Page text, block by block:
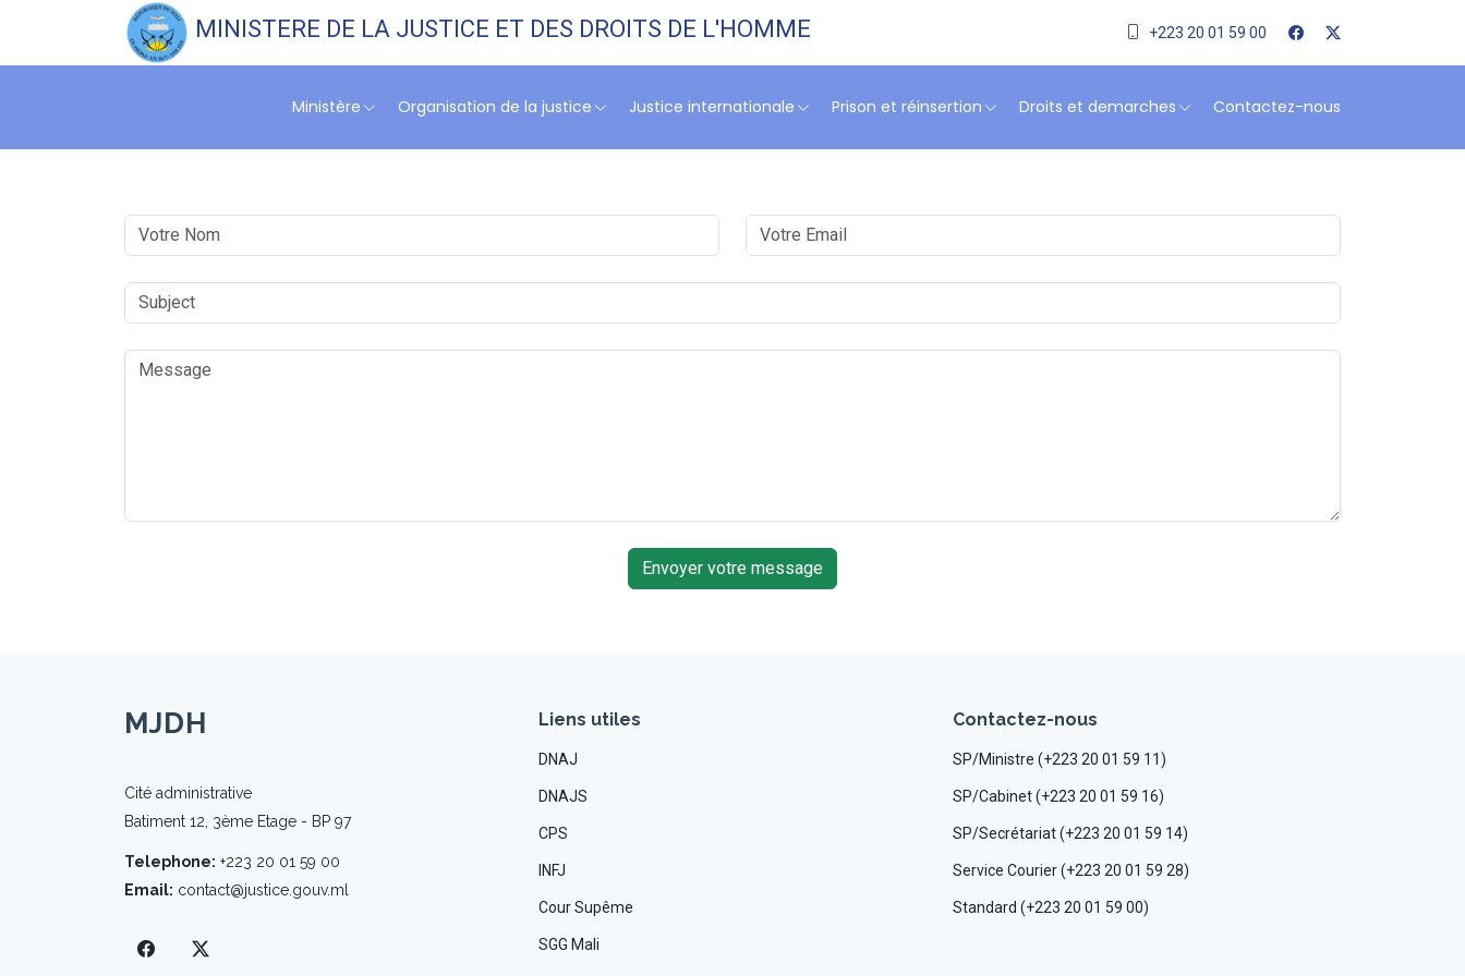
MINISTERE DE LA JUSTICE ET DES DROITS DE L'HOMME +223 20 01 59 00
Ministère Organisation de la justice Justice internationale Prison et réinsertion Droits et demarches Contactez-nous
Envoyer votre message
MJDH
Cité administrative
Batiment 12, 3ème Etage - BP 97
Telephone: +223 20 01 59 00
Email: contact@justice.gouv.ml
Liens utiles
DNAJ
DNAJS
CPS
INFJ
Cour Supême
SGG Mali
Contactez-nous
SP/Ministre (+223 20 01 59 11)
SP/Cabinet (+223 20 01 59 16)
SP/Secrétariat (+223 20 01 59 14)
Service Courier (+223 20 01 59 28)
Standard (+223 20 01 59 00)